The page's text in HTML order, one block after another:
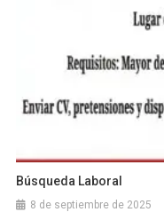
Búsqueda Laboral
8 de septiembre de 2025